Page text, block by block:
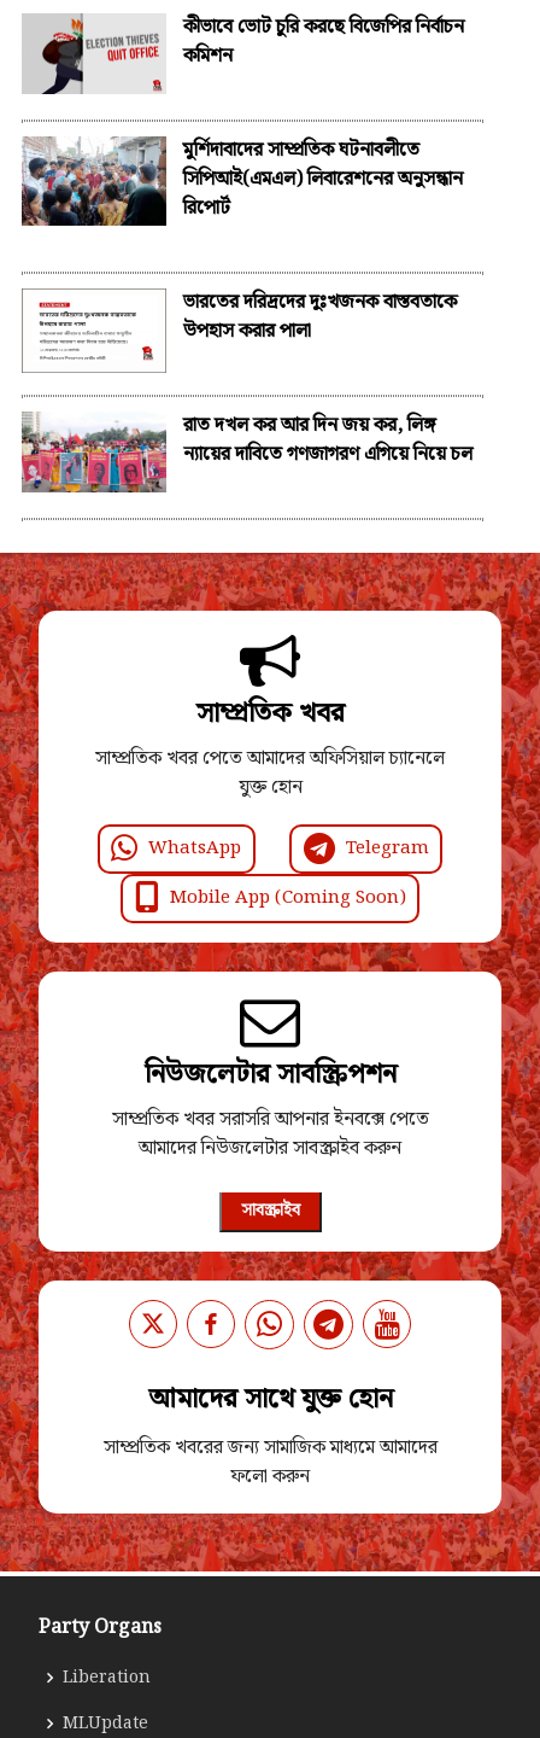
কীভাবে ভোট চুরি করছে বিজেপির নির্বাচন
কমিশন
মুর্শিদাবাদের সাম্প্রতিক ঘটনাবলীতে
সিপিআই(এমএল) লিবারেশনের অনুসন্ধান
রিপোর্ট
ভারতের দরিদ্রদের দুঃখজনক বাস্তবতাকে
উপহাস করার পালা
রাত দখল কর আর দিন জয় কর, লিঙ্গ
ন্যায়ের দাবিতে গণজাগরণ এগিয়ে নিয়ে চল
সাম্প্রতিক খবর
সাম্প্রতিক খবর পেতে আমাদের অফিসিয়াল চ্যানেলে
যুক্ত হোন
WhatsApp
Telegram
Mobile App (Coming Soon)
নিউজলেটার সাবস্ক্রিপশন
সাম্প্রতিক খবর সরাসরি আপনার ইনবক্সে পেতে
আমাদের নিউজলেটার সাবস্ক্রাইব করুন
সাবস্ক্রাইব
আমাদের সাথে যুক্ত হোন
সাম্প্রতিক খবরের জন্য সামাজিক মাধ্যমে আমাদের
ফলো করুন
Party Organs
Liberation
MLUpdate